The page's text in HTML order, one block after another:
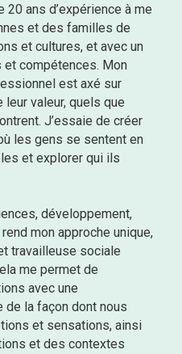
ans d’expérience à me
et des familles de
et cultures, et avec un
et compétences. Mon
est axé sur
leur valeur, quels que
J’essaie de créer
les gens se sentent en
et explorer qui ils
développement,
mon approche unique,
travailleuse sociale
me permet de
avec une
de la façon dont nous
et sensations, ainsi
et des contextes